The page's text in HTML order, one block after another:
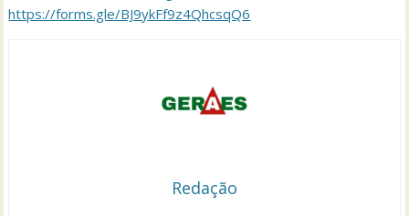
https://forms.gle/BJ9ykFf9z4QhcsqQ6
Redação